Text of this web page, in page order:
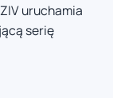
uruchamia
serię